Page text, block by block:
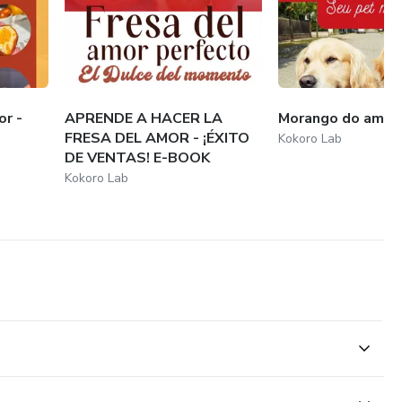
取り戻せる気がします。」
で、一番心に響きました。」
き方そのものが変わった。」
-
APRENDE A HACER LA
FRESA DEL AMOR - ¡ÉXITO
DE VENTAS! E-BOOK
Kokoro Lab
Morango do
Kokoro Lab